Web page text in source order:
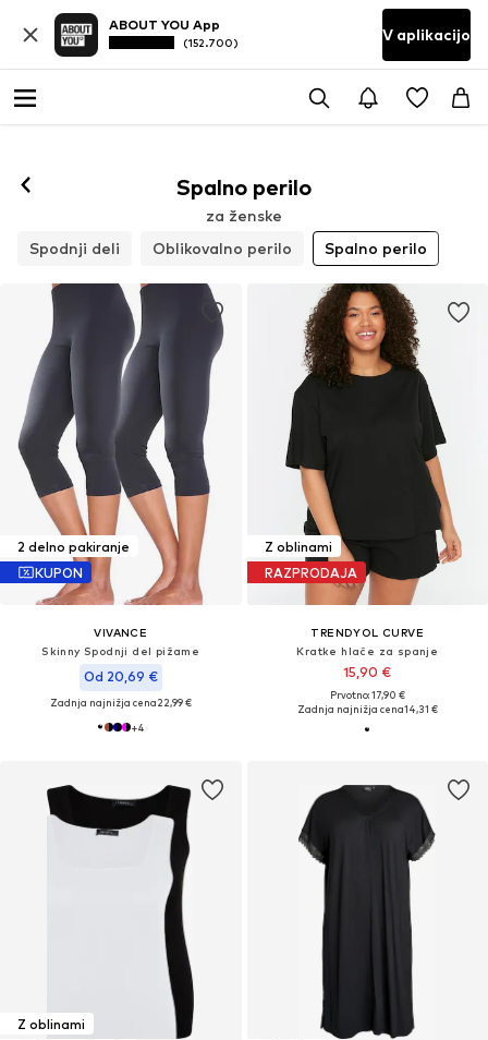
ABOUT YOU App
(152.700) V aplikacijo
Spalno perilo
za ženske
Spodnji deli
Oblikovalno perilo Spalno perilo
2 delno pakiranje
KUPON
VIVANCE
Skinny Spodnji del pižame
Od 20,69 €
Zadnja najnižja cena22,99 €
+4
Z oblinami
RAZPRODAJA
TRENDYOL CURVE
Kratke hlače za spanje
15,90 €
Prvotno: 17,90 €
Zadnja najnižja cena14,31 €
Z oblinami